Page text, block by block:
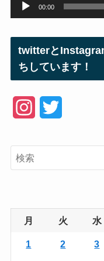
00:00
twitterと
ちしています！
e
r
月 火 水
1 2 3